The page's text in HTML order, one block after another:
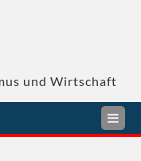
und Wirtschaft